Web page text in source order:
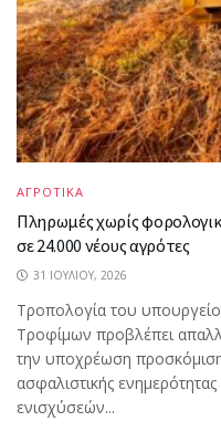
ΑΓΡΟΤΙΚΑ
Πληρωμές χωρίς
σε 24.000 νέους αγρότες
31 ΙΟΥΛΊΟΥ, 2026
Τροπολογία του
Τροφίμων προβλέπει
την υποχρέωση
ασφαλιστικής
ενισχύσεών...